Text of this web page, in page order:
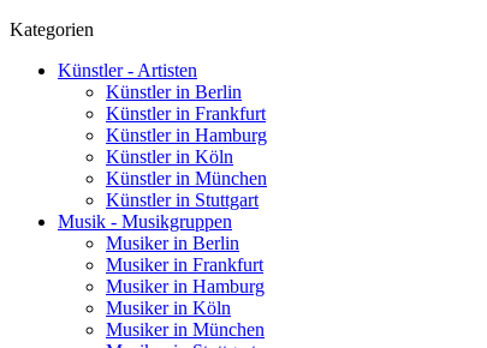
Kategorien
Künstler - Artisten
Künstler in Berlin
Künstler in Frankfurt
Künstler in Hamburg
Künstler in Köln
Künstler in München
Künstler in Stuttgart
Musik - Musikgruppen
Musiker in Berlin
Musiker in Frankfurt
Musiker in Hamburg
Musiker in Köln
Musiker in München